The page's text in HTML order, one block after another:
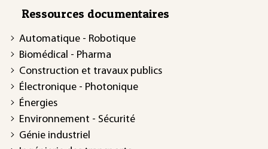
Ressources documentaires
Automatique - Robotique
Biomédical - Pharma
Construction et travaux publics
Électronique - Photonique
Énergies
Environnement - Sécurité
Génie industriel